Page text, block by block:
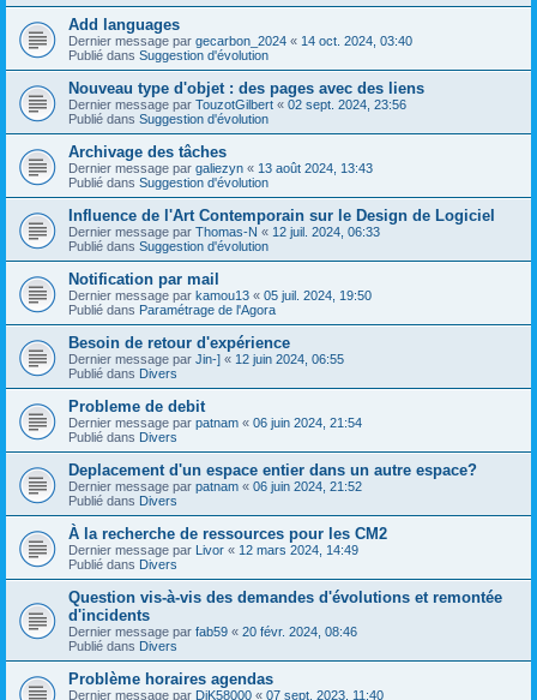
Add languages
Dernier message par gecarbon_2024 « 14 oct. 2024, 03:40
Publié dans Suggestion d'évolution
Nouveau type d'objet : des pages avec des liens
Dernier message par TouzotGilbert « 02 sept. 2024, 23:56
Publié dans Suggestion d'évolution
Archivage des tâches
Dernier message par galiezyn « 13 août 2024, 13:43
Publié dans Suggestion d'évolution
Influence de l'Art Contemporain sur le Design de Logiciel
Dernier message par Thomas-N « 12 juil. 2024, 06:33
Publié dans Suggestion d'évolution
Notification par mail
Dernier message par kamou13 « 05 juil. 2024, 19:50
Publié dans Paramétrage de l'Agora
Besoin de retour d'expérience
Dernier message par Jin-] « 12 juin 2024, 06:55
Publié dans Divers
Probleme de debit
Dernier message par patnam « 06 juin 2024, 21:54
Publié dans Divers
Deplacement d'un espace entier dans un autre espace?
Dernier message par patnam « 06 juin 2024, 21:52
Publié dans Divers
À la recherche de ressources pour les CM2
Dernier message par Livor « 12 mars 2024, 14:49
Publié dans Divers
Question vis-à-vis des demandes d'évolutions et remontée
d'incidents
Dernier message par fab59 « 20 févr. 2024, 08:46
Publié dans Divers
Problème horaires agendas
Dernier message par DiK58000 « 07 sept. 2023, 11:40